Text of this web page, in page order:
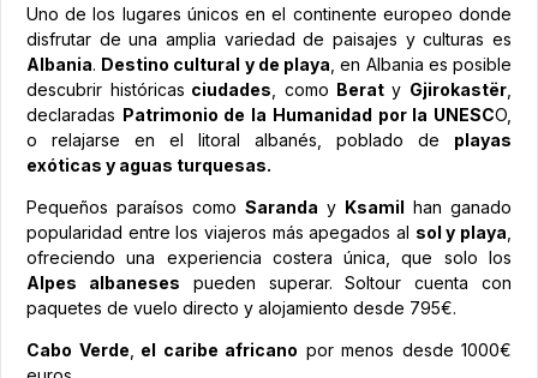
Uno de los lugares únicos en el continente europeo donde
disfrutar de una amplia variedad de paisajes y culturas es
Albania. Destino cultural y de playa , en Albania es posible
descubrir históricas ciudades , como Beraty Gjirokastër
declaradas Patrimonio de la Humanidad por la UNESCO,
o relajarse en el litoral albanés, poblado de playas
exóticas y aguas turquesas.
Pequeños paraísos como Saranda y Ksamil han ganado
popularidad entre los viajeros más apegados al sol y playa
ofreciendo una experiencia costera única, que solo los
Alpes albaneses pueden superar. Soltour cuenta con
paquetes de vuelo directo y alojamiento desde 795€.
Cabo Verde el caribe africano por menos desde 1000€